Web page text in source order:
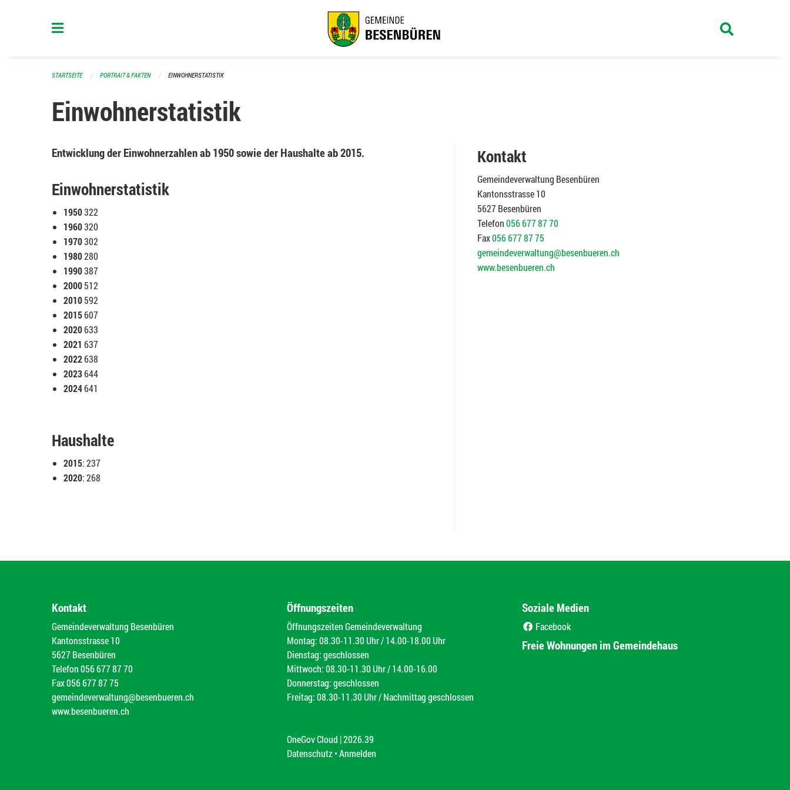
STARTSEITE PORTRAIT & FAKTEN EINWOHNERSTATISTIK
Einwohnerstatistik
Entwicklung der Einwohnerzahlen ab 1950 sowie der Haushalte ab 2015.
Einwohnerstatistik
1950322
1960320
1970302
1980280
1990387
2000512
2010592
2015607
2020633
2021 637
2022638
2023644
2024641
Haushalte
2015: 237
2020: 268
Kontakt
Gemeindeverwaltung Besenbüren
Kantonsstrasse 10
5627 Besenbüren
Telefon056 677 87 70
Fax056 677 87 75
gemeindeverwaltung@besenbueren.ch
www.besenbueren.ch
Kontakt
Gemeindeverwaltung Besenbüren
Kantonsstrasse 10
5627 Besenbüren
Telefon056 677 87 70
Fax056 677 87 75
gemeindeverwaltung@besenbueren.ch
www.besenbueren.ch
Öffnungszeiten
Öffnungszeiten Gemeindeverwaltung
Montag: 08.30-11.30 Uhr / 14.00-18.00 Uhr
Dienstag: geschlossen
Mittwoch: 08.30-11.30 Uhr / 14.00-16.00
Donnerstag: geschlossen
Freitag: 08.30-11.30 Uhr / Nachmittag geschlossen
Soziale Medien
Facebook
Freie Wohnungen im Gemeindehaus
OneGov Cloud (External Link)
|2026.39
Datenschutz (External Link)
Anmelden